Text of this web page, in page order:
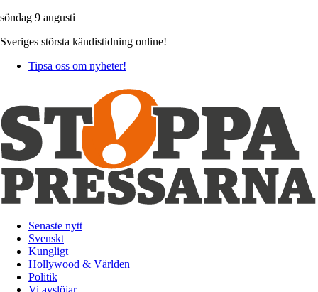
söndag 9 augusti
Sveriges största kändistidning online!
Tipsa oss om nyheter!
Senaste nytt
Svenskt
Kungligt
Hollywood & Världen
Politik
Vi avslöjar